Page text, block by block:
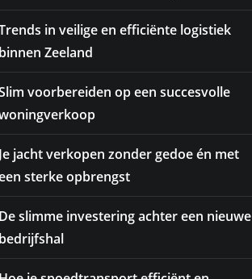
in veilige en efficiënte logistiek
Zeeland
voorbereiden op een succesvolle
jacht verkopen zonder gedoe én met
sterke opbrengst
slimme investering achter een nieuwe